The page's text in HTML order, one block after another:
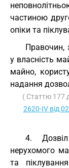
частиною
опіки та
Правочин,
у власність
майно,
надання
( Статтю 177
2620-IV від
4.
нерухомого
та